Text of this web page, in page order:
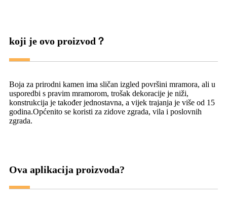
koji je ovo proizvod？
Boja za prirodni kamen ima sličan izgled površini mramora, ali u
usporedbi s pravim mramorom, trošak dekoracije je niži,
konstrukcija je također jednostavna, a vijek trajanja je više od 15
godina.Općenito se koristi za zidove zgrada, vila i poslovnih
zgrada.
Ova aplikacija proizvoda?